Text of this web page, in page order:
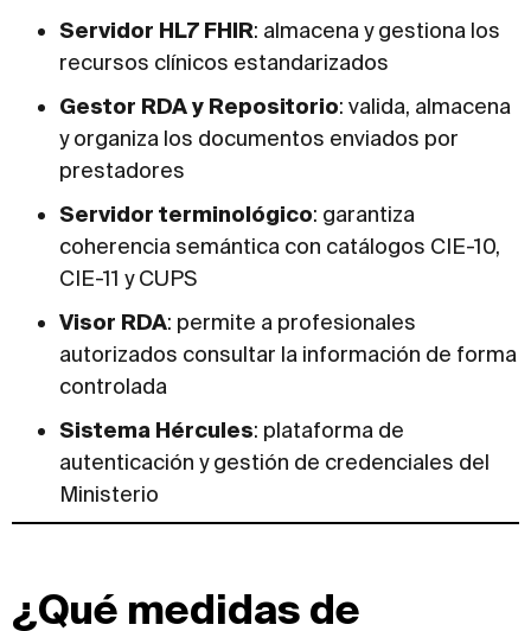
Servidor HL7 FHIR: almacena y gestiona los
recursos clínicos estandarizados
Gestor RDA y Repositorio: valida, almacena
y organiza los documentos enviados por
prestadores
Servidor terminológico: garantiza
coherencia semántica con catálogos CIE-10,
CIE-11 y CUPS
Visor RDA: permite a profesionales
autorizados consultar la información de forma
controlada
Sistema Hércules: plataforma de
autenticación y gestión de credenciales del
Ministerio
¿Qué medidas de